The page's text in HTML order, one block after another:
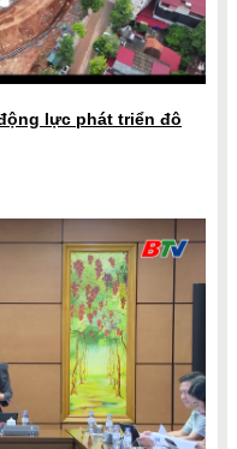
lực phát triển đô